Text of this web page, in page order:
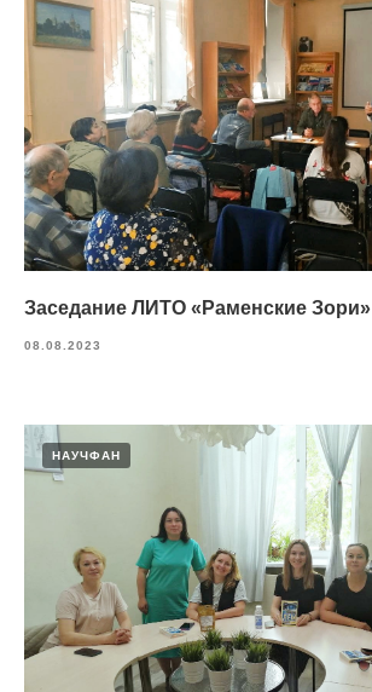
Заседание ЛИТО «Раменские Зори»
08.08.2023
НАУЧФАН